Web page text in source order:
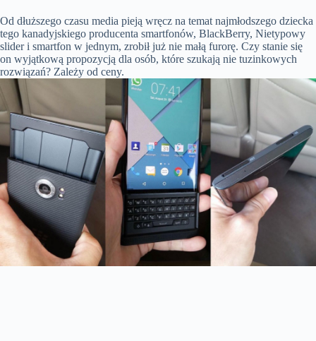
Od dłuższego czasu media pieją wręcz na temat najmłodszego dziecka
tego kanadyjskiego producenta smartfonów, BlackBerry, Nietypowy
slider i smartfon w jednym, zrobił już nie małą furorę. Czy stanie się
on wyjątkową propozycją dla osób, które szukają nie tuzinkowych
rozwiązań? Zależy od ceny.